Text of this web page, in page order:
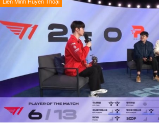
Liên Minh Huyền Thoại